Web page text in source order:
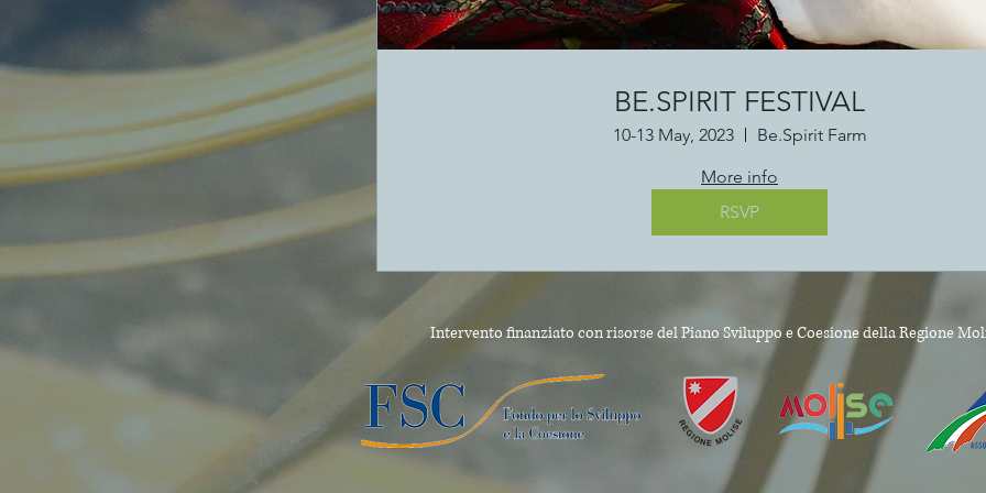
BE.SPIRIT FESTIVAL
10-13 May, 2023
Be.Spirit Farm
More info
RSVP
Intervento finanziato con risorse del Piano Sviluppo e Coesionedella Regione